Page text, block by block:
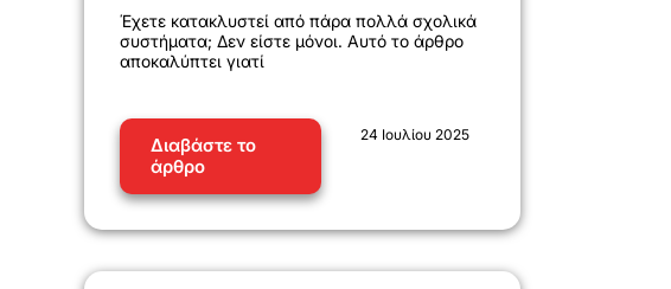
Έχετε κατακλυστεί από πάρα πολλά σχολικά
συστήματα; Δεν είστε μόνοι. Αυτό το άρθρο
αποκαλύπτει γιατί
Διαβάστε το
άρθρο
24 Ιουλίου 2025